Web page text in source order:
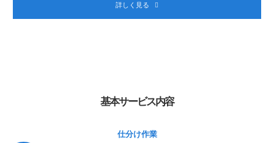
詳しく見る
基本サービス内容
仕分け作業